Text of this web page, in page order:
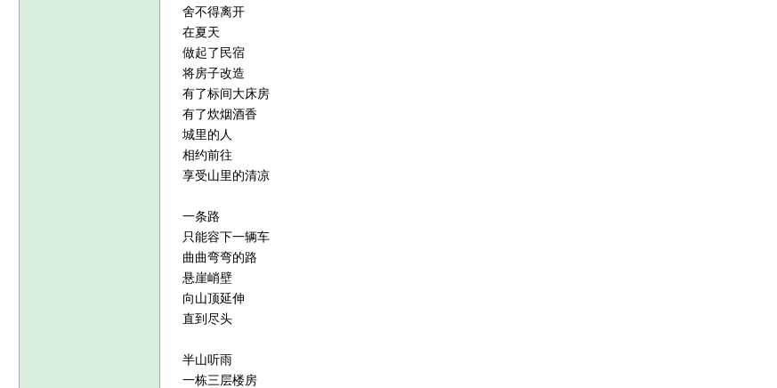
舍不得离开
在夏天
做起了民宿
将房子改造
有了标间大床房
有了炊烟酒香
城里的人
相约前往
享受山里的清凉
一条路
只能容下一辆车
曲曲弯弯的路
悬崖峭壁
向山顶延伸
直到尽头
半山听雨
一栋三层楼房